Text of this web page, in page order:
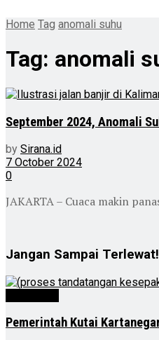
Home Tag anomali suhu
Tag: anomali
September 2024, Anomali
by Sirana.id
7 October 2024
0
JAKARTA – Cuaca makin
Jangan Sampai Terlewat!
Pemerintah Kutai